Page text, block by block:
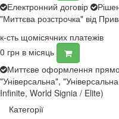
Електронний договір
"Миттєва розстрочка" від
к-сть щомісячних платежів
0 грн в місяць
Миттєве оформлення прямо
"Універсальна",
Infinite, World Signia / Elite)
Категорії